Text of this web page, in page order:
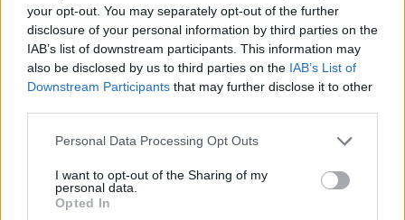
your opt-out. You may separately opt-out of the further
disclosure of your personal information by third parties on the
IAB’s list of downstream participants. This information may
also be disclosed by us to third parties on the IAB’s List of
Downstream Participants that may further disclose it to other
Please note that this website/app uses one or more Google
not limited to your visit or usage behaviour. You may click to
grant or deny consent to Google and its third-party tags to
use your data for below specified purposes in below Google
Personal Data Processing Opt Outs
I want to opt-out of the Sharing of my
personal data.
Opted In
1991 után tíz éven keresztül zenés-táncos produkciókban
dolgozott a Vígszínházban, majd néhány év kihagyás után
2016-ban tért vissza. Művészeti és igazgatói titkárként
tevékenykedett, jelenleg produkciós koordinátor a Víg
Szalonban, és események megvalósításán dolgozik. A
Várkonyi Zoltán-emlékdíjat május 13-án, a
Büszkeség és
Rudolf Péter adta át.